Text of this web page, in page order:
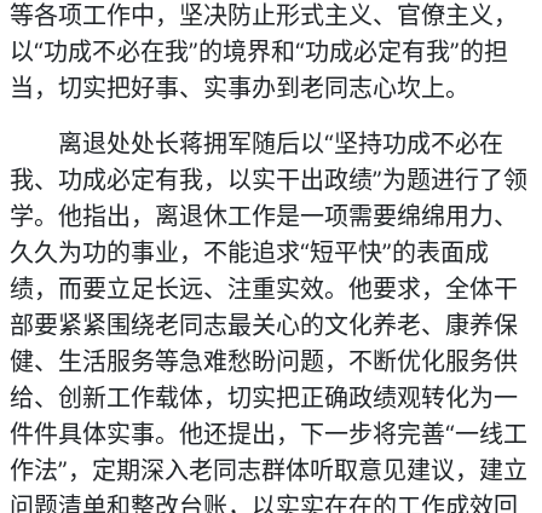
等各项工作中，坚决防止形式主义、官僚主义，
以“功成不必在我”的境界和“功成必定有我”的担
当，切实把好事、实事办到老同志心坎上。
离退处处长蒋拥军随后以“坚持功成不必在
我、功成必定有我，以实干出政绩”为题进行了领
学。他指出，离退休工作是一项需要绵绵用力、
久久为功的事业，不能追求“短平快”的表面成
绩，而要立足长远、注重实效。他要求，全体干
部要紧紧围绕老同志最关心的文化养老、康养保
健、生活服务等急难愁盼问题，不断优化服务供
给、创新工作载体，切实把正确政绩观转化为一
件件具体实事。他还提出，下一步将完善“一线工
作法”，定期深入老同志群体听取意见建议，建立
问题清单和整改台账，以实实在在的工作成效回